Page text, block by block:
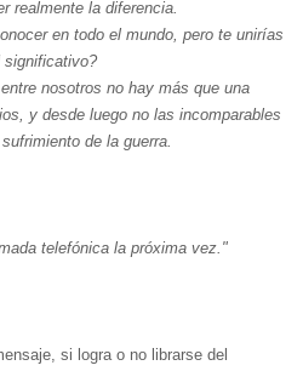
realmente la diferencia.
en todo el mundo, pero te unirías
significativo?
nosotros no hay más que una
y desde luego no las incomparables
de la guerra.
telefónica la próxima vez."
si logra o no librarse del